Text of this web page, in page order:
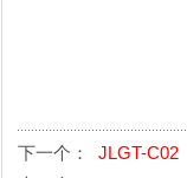
下一个：
JLGT-C02